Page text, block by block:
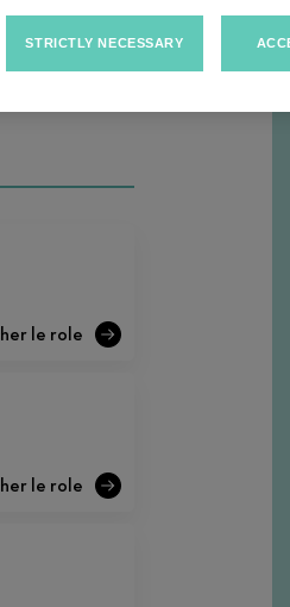
STRICTLY NECESSARY